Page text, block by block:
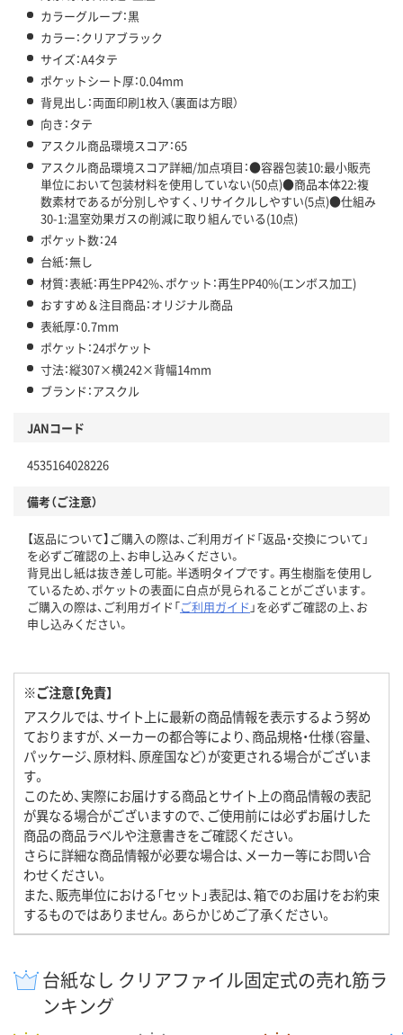
カラーグループ：黒
カラー：クリアブラック
サイズ：A4タテ
ポケットシート厚：0.04mm
背見出し：両面印刷1枚入（裏面は方眼）
向き：タテ
アスクル商品環境スコア：65
アスクル商品環境スコア詳細/加点項目：●容器包装10:最小販売
単位において包装材料を使用していない(50点)●商品本体22:複
数素材であるが分別しやすく、リサイクルしやすい(5点)●仕組み
30-1:温室効果ガスの削減に取り組んでいる(10点)
ポケット数：24
台紙：無し
材質：表紙：再生PP42%、ポケット：再生PP40%(エンボス加工)
おすすめ＆注目商品：オリジナル商品
表紙厚：0.7mm
ポケット：24ポケット
寸法：縦307×横242×背幅14mm
ブランド：アスクル
JANコード
4535164028226
備考（ご注意）
【返品について】ご購入の際は、ご利用ガイド「返品・交換について」
を必ずご確認の上、お申し込みください。
背見出し紙は抜き差し可能。半透明タイプです。再生樹脂を使用し
ているため、ポケットの表面に白点が見られることがございます。
ご購入の際は、ご利用ガイド「ご利用ガイド 」を必ずご確認の上、お
申し込みください。
※ご注意【免責】
アスクルでは、サイト上に最新の商品情報を表示するよう努め
ておりますが、メーカーの都合等により、商品規格・仕様（容量、
パッケージ、原材料、原産国など）が変更される場合がございま
す。
このため、実際にお届けする商品とサイト上の商品情報の表記
が異なる場合がございますので、ご使用前には必ずお届けした
商品の商品ラベルや注意書きをご確認ください。
さらに詳細な商品情報が必要な場合は、メーカー等にお問い合
わせください。
また、販売単位における「セット」表記は、箱でのお届けをお約束
するものではありません。あらかじめご了承ください。
台紙なし クリアファイル固定式の売れ筋ラ
ンキング